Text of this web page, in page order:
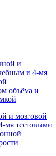
и мозговой
мя тестовыми